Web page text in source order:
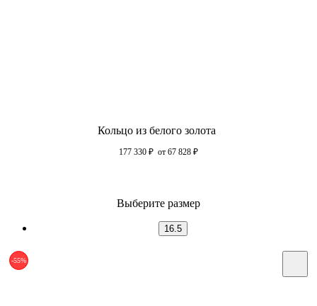
Кольцо из белого золота
177 330 ₽ от 67 828 ₽
Выберите размер
16.5
-55%